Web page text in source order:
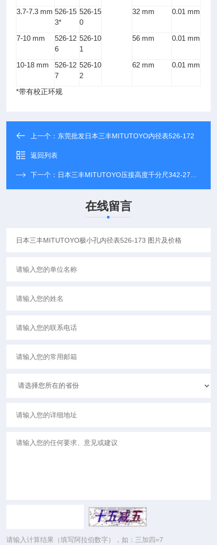
3.7-7.3 mm 526-15
3*
526-15
0
32 mm 0.01 mm
7-10 mm
526-12
6
526-10
1
56 mm 0.01 mm
10-18 mm
526-12
7
526-10
2
62 mm 0.01 mm
*带有校正环规
上一个： 东莞批发日本三丰MITUTOYO内径表526-172
返回列表
下一个： 日本三丰MITUTOYO压接高度千分尺342-271 量程0-20mm
在线留言
请输入计算结果（填写阿拉伯数字），如：三加四=7